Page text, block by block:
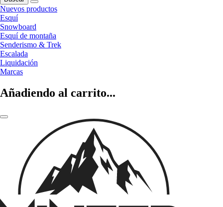
Nuevos productos
Esquí
Snowboard
Esquí de montaña
Senderismo & Trek
Escalada
Liquidación
Marcas
Añadiendo al carrito...